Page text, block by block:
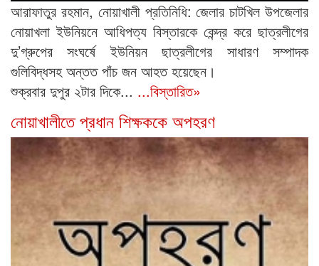
আরাফাতুর রহমান, নোয়াখালী প্রতিনিধি: জেলার চাটখিল উপজেলার
নোয়াখলা ইউনিয়নে আধিপত্য বিস্তারকে কেন্দ্র করে ছাত্রলীগের
দু’গ্রুপের সংঘর্ষে ইউনিয়ন ছাত্রলীগের সাধারণ সম্পাদক
গুলিবিদ্ধসহ অন্তত পাঁচ জন আহত হয়েছেন।
শুক্রবার দুপুর ২টার দিকে... ...বিস্তারিত»
নোয়াখালীতে প্রধান শিক্ষককে অপহরণ